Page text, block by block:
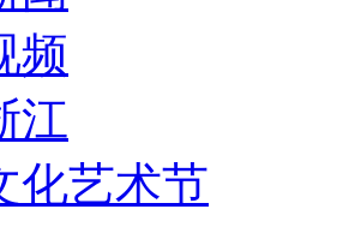
频
江
化艺术节